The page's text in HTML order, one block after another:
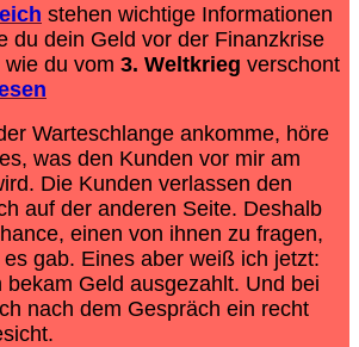
stehen wichtige Informationen
du dein Geld vor der Finanzkrise
du vom 3. Weltkrieg verschont
Warteschlange ankomme, höre
was den Kunden vor mir am
Die Kunden verlassen den
auf der anderen Seite. Deshalb
einen von ihnen zu fragen,
gab. Eines aber weiß ich jetzt:
bekam Geld ausgezahlt. Und bei
nach dem Gespräch ein recht